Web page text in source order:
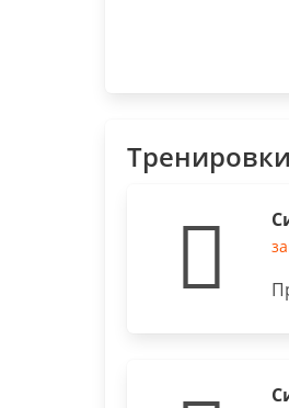
Тренировки